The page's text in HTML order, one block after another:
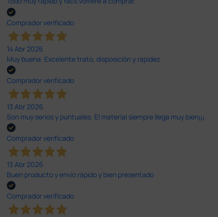
Comprador verificado
14 Abr 2026
Muy buena. Excelente trato, disposición y rapidez
Comprador verificado
13 Abr 2026
Son muy serios y puntuales. El material siempre llega muy bien¡¡¡
Comprador verificado
13 Abr 2026
Buen producto y envío rápido y bien presentado
Comprador verificado